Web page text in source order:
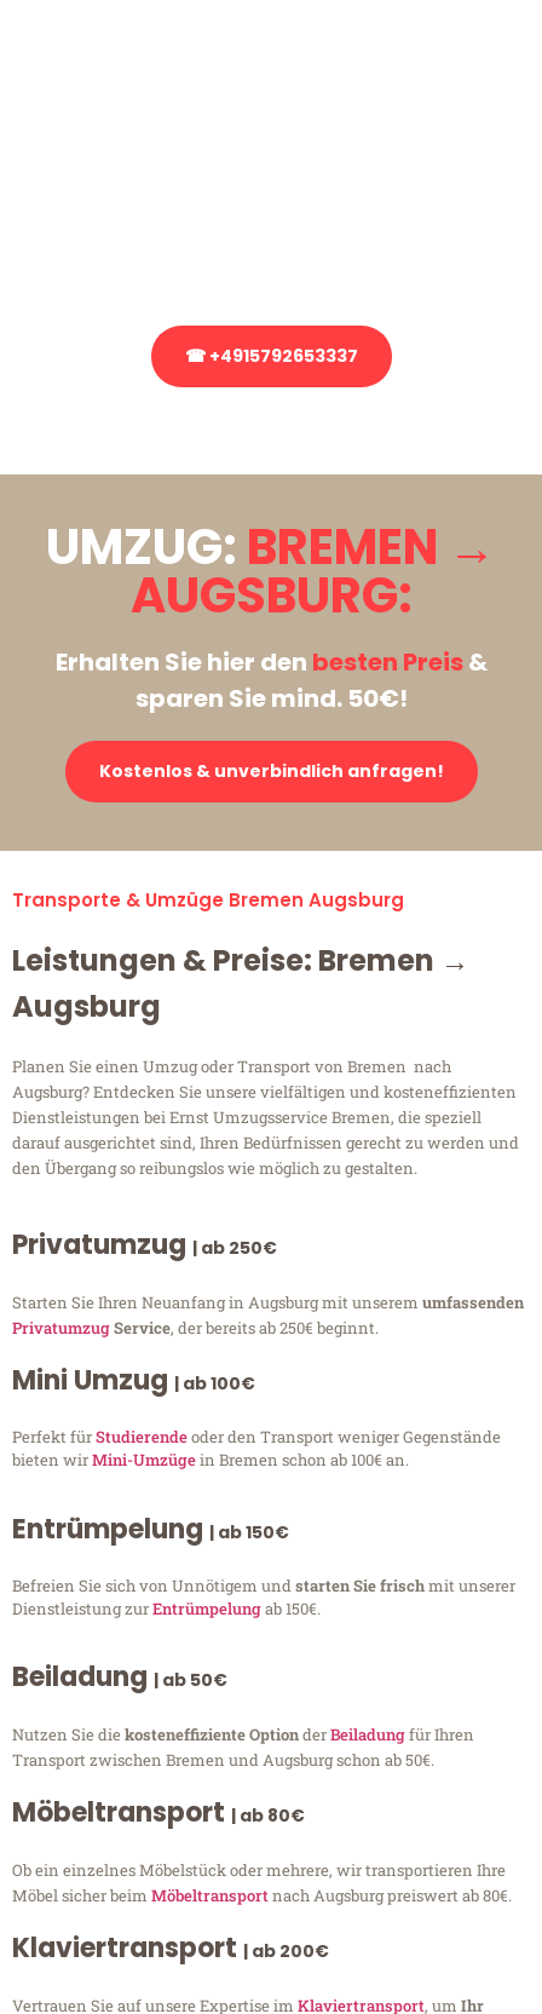
☎ +4915792653337
UMZUG: BREMEN →
AUGSBURG:
Erhalten Sie hier den besten Preis&
sparen Sie mind. 50€!
Kostenlos & unverbindlich anfragen!
Transporte & Umzüge Bremen Augsburg
Leistungen & Preise: Bremen →
Augsburg
Planen Sie einen Umzug oder Transport von Bremen nach
Augsburg? Entdecken Sie unsere vielfältigen und kosteneffizienten
Dienstleistungen bei Ernst Umzugsservice Bremen, die speziell
darauf ausgerichtet sind, Ihren Bedürfnissen gerecht zu werden und
den Übergang so reibungslos wie möglich zu gestalten.
Privatumzug | ab 250€
Starten Sie Ihren Neuanfang in Augsburg mit unserem umfassenden
PrivatumzugService, der bereits ab 250€ beginnt.
Mini Umzug | ab 100€
Perfekt fürStudierendeoder den Transport weniger Gegenstände
bieten wirMini-Umzügein Bremen schon ab 100€ an.
Entrümpelung | ab 150€
Befreien Sie sich von Unnötigem undstarten Sie frischmit unserer
Dienstleistung zurEntrümpelungab 150€.
Beiladung | ab 50€
Nutzen Sie diekosteneffiziente OptionderBeiladungfür Ihren
Transport zwischen Bremen und Augsburg schon ab 50€.
Möbeltransport | ab 80€
Ob ein einzelnes Möbelstück oder mehrere, wir transportieren Ihre
Möbel sicher beim Möbeltransportnach Augsburg preiswert ab 80€.
Klaviertransport | ab 200€
Vertrauen Sie auf unsere Expertise im Klaviertransport, um Ihr